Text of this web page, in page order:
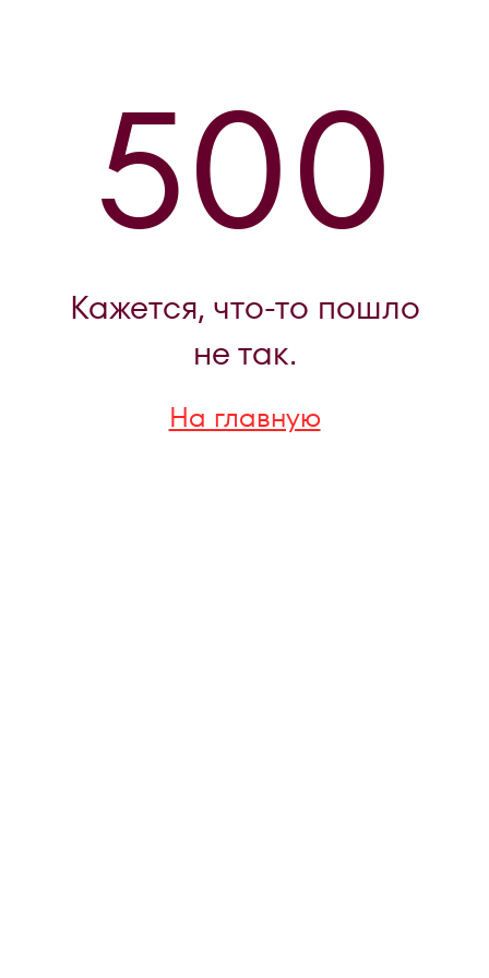
500
Кажется, что-то пошло
не так.
На главную